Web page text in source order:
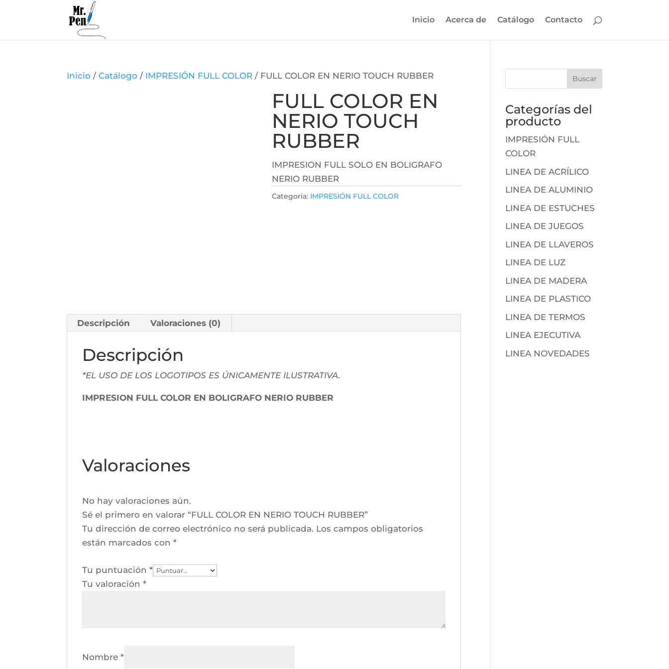
Inicio Acerca de Catálogo Contacto
Inicio /Catálogo / IMPRESIÓN FULL COLOR / FULL COLOR EN NERIO TOUCH RUBBER
FULL COLOR EN
NERIO TOUCH
RUBBER
IMPRESION FULL SOLO EN BOLIGRAFO
NERIO RUBBER
Categoría: IMPRESIÓN FULL COLOR
Descripción Valoraciones (0)
Descripción
*EL USO DE LOS LOGOTIPOS ES ÚNICAMENTE ILUSTRATIVA.
IMPRESION FULL COLOR EN BOLIGRAFO NERIO RUBBER
Valoraciones
No hay valoraciones aún.
Sé el primero en valorar “FULL COLOR EN NERIO TOUCH RUBBER”
Tu dirección de correo electrónico no será publicada. Los campos obligatorios
están marcados con*
Tu puntuación*
Tu valoración*
Nombre*
Categorías del
producto
IMPRESIÓN FULL
COLOR
LINEA DE ACRÍLICO
LINEA DE ALUMINIO
LINEA DE ESTUCHES
LINEA DE JUEGOS
LINEA DE LLAVEROS
LINEA DE LUZ
LINEA DE MADERA
LINEA DE PLASTICO
LINEA DE TERMOS
LINEA EJECUTIVA
LINEA NOVEDADES